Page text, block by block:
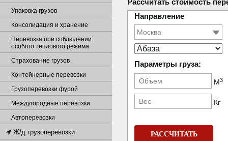
Рассчитать стоимость
Направление
Параметры груза:
М3
Кг
РАССЧИТАТЬ
Упаковка грузов
Консолидация и хранение
Перевозка при соблюдении
особого теплового режима
Страхование грузов
Контейнерные перевозки
Грузоперевозки фурой
Междугородные перевозки
Автоперевозки
Ж/д грузоперевозки